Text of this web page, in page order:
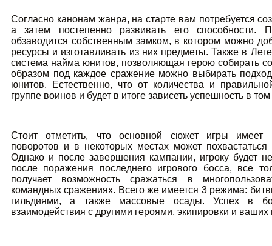
Согласно канонам жанра, на старте вам потребуется
а затем постепенно развивать его способности.
обзаводится собственным замком, в котором можно
ресурсы и изготавливать из них предметы. Также в
система найма юнитов, позволяющая герою собирать
образом под каждое сражение можно выбирать
юнитов. Естественно, что от количества и
группе воинов и будет в итоге зависеть успешность в
Стоит отметить, что основной сюжет игры имеет
поворотов и в некоторых местах может
Однако и после завершения кампании, игроку будет
после поражения последнего игрового босса, все
получает возможность сражаться в
командных сражениях. Всего же имеется 3 режима:
гильдиями, а также массовые осады. Успех в
взаимодействия с другими героями, экипировки и